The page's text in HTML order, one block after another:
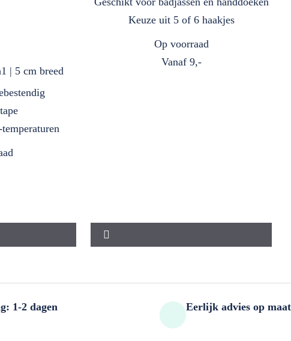
| 5 cm breed
Keuze uit 5 of 6 haakjes
Op voorraad
Vanaf 9,-
1-2 dagen Eerlijk advies op maat